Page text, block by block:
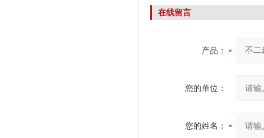
在线留言
产品：
您的单位：
您的姓名：